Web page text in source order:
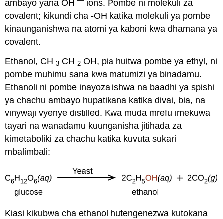
ambayo yana OH
ions. Pombe ni molekuli za
covalent; kikundi cha -OH katika molekuli ya pombe
kinaunganishwa na atomi ya kaboni kwa dhamana ya
covalent.
Ethanol, CH3 CH 2 OH, pia huitwa pombe ya ethyl, ni
pombe muhimu sana kwa matumizi ya binadamu.
Ethanoli ni pombe inayozalishwa na baadhi ya spishi
ya chachu ambayo hupatikana katika divai, bia, na
vinywaji vyenye distilled. Kwa muda mrefu imekuwa
tayari na wanadamu kuunganisha jitihada za
kimetaboliki za chachu katika kuvuta sukari
mbalimbali:
Kiasi kikubwa cha ethanol hutengenezwa kutokana